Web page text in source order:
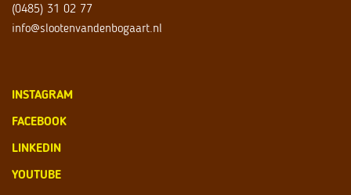
(0485) 31 02 77
info@slootenvandenbogaart.nl
INSTAGRAM
FACEBOOK
LINKEDIN
YOUTUBE